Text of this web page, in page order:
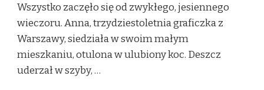
Wszystko zaczęło się od zwykłego, jesiennego
wieczoru. Anna, trzydziestoletnia graficzka z
Warszawy, siedziała w swoim małym
mieszkaniu, otulona w ulubiony koc. Deszcz
uderzał w szyby, …